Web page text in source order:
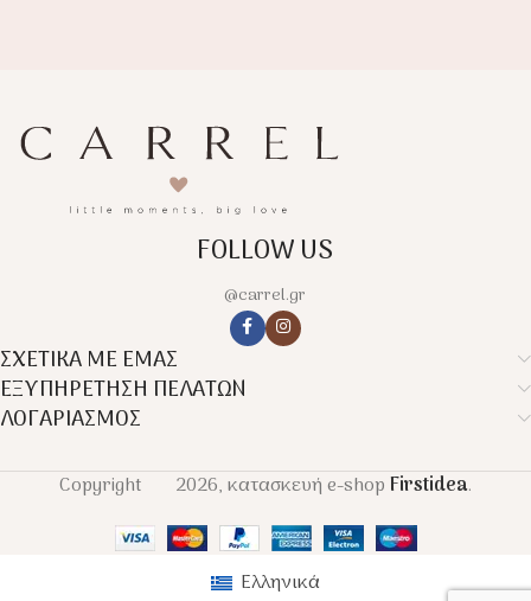
FOLLOW US
@carrel.gr
ΣΧΕΤΙΚΑ ΜΕ ΕΜΑΣ
ΕΞΥΠΗΡΕΤΗΣΗ ΠΕΛΑΤΩΝ
ΛΟΓΑΡΙΑΣΜΟΣ
Copyright 2026, κατασκευή e-shopFirstidea.
Ελληνικά